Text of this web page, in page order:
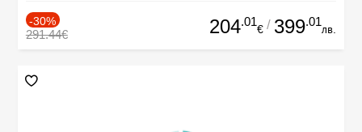
-30%
291.44€ 204.01
€ / 399.01
лв.